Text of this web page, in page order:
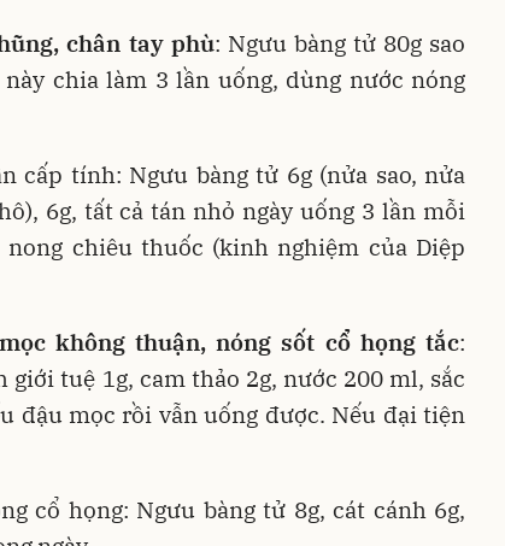
chân tay phù: Ngưu bàng tử 80g sao
này chia làm 3 lần uống, dùng nước nóng
cấp tính: Ngưu bàng tử 6g (nửa sao, nửa
6g, tất cả tán nhỏ ngày uống 3 lần mỗi
chiêu thuốc (kinh nghiệm của Diệp
không thuận, nóng sốt cổ họng tắc:
giới tuệ 1g, cam thảo 2g, nước 200 ml, sắc
đậu mọc rồi vẫn uống được. Nếu đại tiện
cổ họng: Ngưu bàng tử 8g, cát cánh 6g,